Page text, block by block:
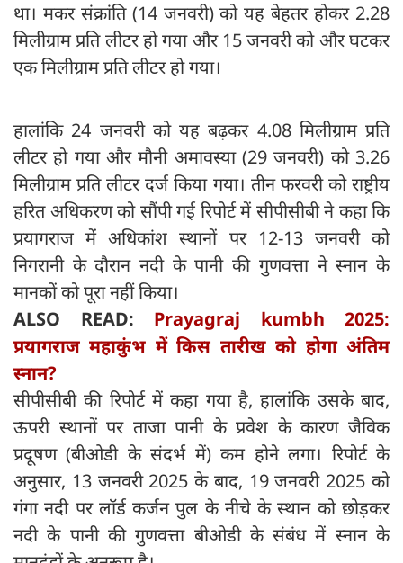
था। मकर संक्रांति (14 जनवरी) को यह बेहतर होकर 2.28
मिलीग्राम प्रति लीटर हो गया और 15 जनवरी को और घटकर
एक मिलीग्राम प्रति लीटर हो गया।
हालांकि 24 जनवरी को यह बढ़कर 4.08 मिलीग्राम प्रति
लीटर हो गया और मौनी अमावस्या (29 जनवरी) को 3.26
मिलीग्राम प्रति लीटर दर्ज किया गया। तीन फरवरी को राष्ट्रीय
हरित अधिकरण को सौंपी गई रिपोर्ट में सीपीसीबी ने कहा कि
प्रयागराज में अधिकांश स्थानों पर 12-13 जनवरी को
निगरानी के दौरान नदी के पानी की गुणवत्ता ने स्नान के
मानकों को पूरा नहीं किया।
ALSO READ: Prayagraj kumbh 2025:
प्रयागराज महाकुंभ में किस तारीख को होगा अंतिम
स्नान?
सीपीसीबी की रिपोर्ट में कहा गया है, हालांकि उसके बाद,
ऊपरी स्थानों पर ताजा पानी के प्रवेश के कारण जैविक
प्रदूषण (बीओडी के संदर्भ में) कम होने लगा। रिपोर्ट के
अनुसार, 13 जनवरी 2025 के बाद, 19 जनवरी 2025 को
गंगा नदी पर लॉर्ड कर्जन पुल के नीचे के स्थान को छोड़कर
नदी के पानी की गुणवत्ता बीओडी के संबंध में स्नान के